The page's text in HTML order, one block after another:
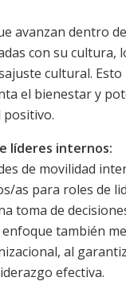
avanzan dentro
con su cultura,
cultural. Esto
el bienestar y
líderes internos:
de movilidad
as para roles de
toma de
también
al
efectiva.